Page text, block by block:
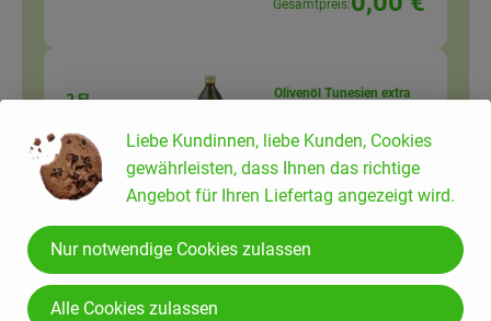
Gesamtpreis:
2 EL
Olivenöl
Olivenöl Tunesien extra
14,89 € /Liter
Liebe Kundinnen, liebe Kunden, Cookies
gewährleisten, dass Ihnen das richtige
Angebot für Ihren Liefertag angezeigt wird.
Nur notwendige Cookies zulassen
Alle Cookies zulassen